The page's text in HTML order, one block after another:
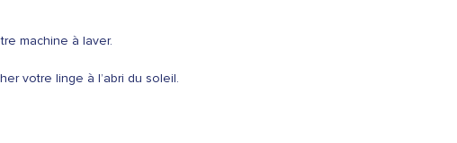
machine à laver.
votre linge à l’abri du soleil.